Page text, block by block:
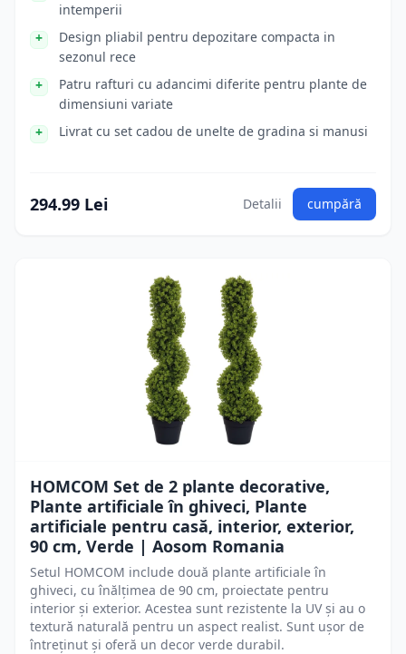
intemperii
Design pliabil pentru depozitare compacta in
sezonul rece
Patru rafturi cu adancimi diferite pentru plante de
dimensiuni variate
Livrat cu set cadou de unelte de gradina si manusi
294.99 Lei Detalii cumpără
HOMCOM Set de 2 plante decorative,
Plante artificiale în ghiveci, Plante
artificiale pentru casă, interior, exterior,
90 cm, Verde | Aosom Romania
Setul HOMCOM include două plante artificiale în
ghiveci, cu înălțimea de 90 cm, proiectate pentru
interior și exterior. Acestea sunt rezistente la UV și au o
textură naturală pentru un aspect realist. Sunt ușor de
întreținut și oferă un decor verde durabil.